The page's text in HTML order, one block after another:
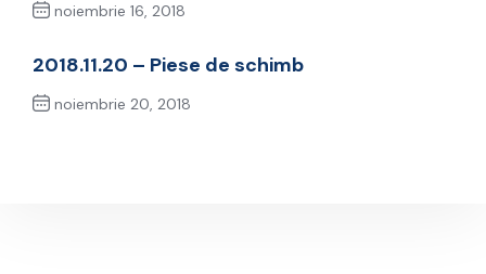
noiembrie 16, 2018
2018.11.20 – Piese de schimb
noiembrie 20, 2018